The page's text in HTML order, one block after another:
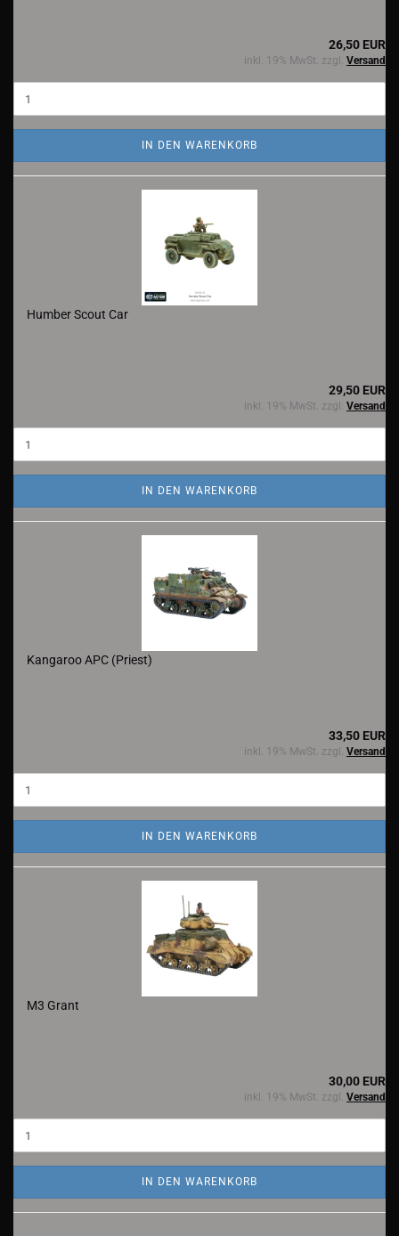
26,50 EUR
inkl. 19% MwSt. zzgl. Versand
IN DEN WARENKORB
Humber Scout Car
29,50 EUR
inkl. 19% MwSt. zzgl. Versand
IN DEN WARENKORB
Kangaroo APC (Priest)
33,50 EUR
inkl. 19% MwSt. zzgl. Versand
IN DEN WARENKORB
M3 Grant
30,00 EUR
inkl. 19% MwSt. zzgl. Versand
IN DEN WARENKORB